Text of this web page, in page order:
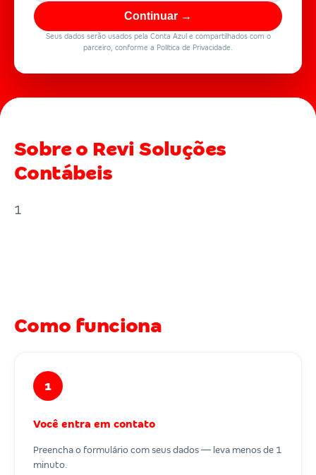
Continuar →
Seus dados serão usados pela Conta Azul e compartilhados com o
parceiro, conforme a Política de Privacidade.
Sobre o Revi Soluções
Contábeis
1
Como funciona
1
Você entra em contato
Preencha o formulário com seus dados — leva menos de 1
minuto.